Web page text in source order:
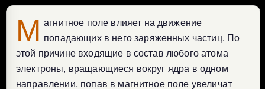
М агнитное поле влияет на движение
попадающих в него заряженных частиц. По
этой причине входящие в состав любого атома
электроны, вращающиеся вокруг ядра в одном
направлении, попав в магнитное поле увеличат